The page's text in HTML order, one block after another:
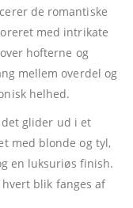
de romantiske
med intrikate
hofterne og
mellem overdel og
helhed.
glider ud i et
med blonde og tyl,
en luksuriøs finish.
blik fanges af